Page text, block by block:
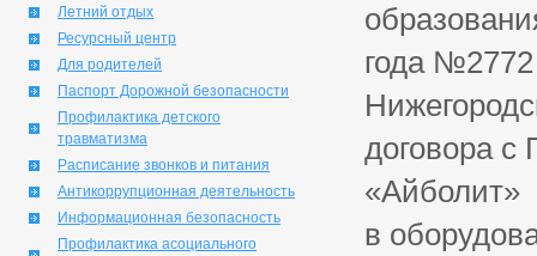
Летний отдых
Ресурсный центр
Для родителей
Паспорт Дорожной безопасности
Профилактика детского
травматизма
Расписание звонков и питания
Антикоррупционная деятельность
Информационная безопасность
Профилактика асоциального
года
договора
«Айболит»
в